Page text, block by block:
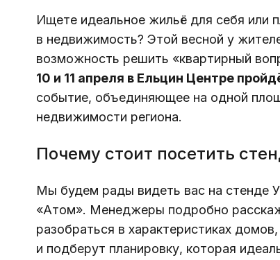
Ищете идеальное жильё для себя или
в недвижимость? Этой весной у
возможность решить «квартирный
10 и 11 апреля в Ельцин Центре
событие, объединяющее на одной
недвижимости региона.
Почему стоит посетить
Мы будем рады видеть вас на стенде
«Атом». Менеджеры подробно
разобраться в характеристиках
и подберут планировку, которая